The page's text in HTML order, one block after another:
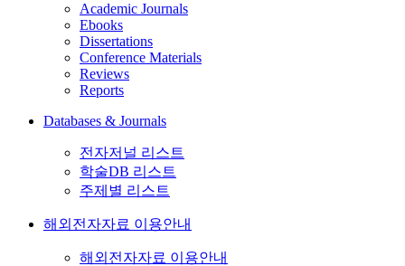
Academic Journals
Ebooks
Dissertations
Conference Materials
Reviews
Reports
Databases & Journals
전자저널 리스트
학술DB 리스트
주제별 리스트
해외전자자료 이용안내
해외전자자료 이용안내